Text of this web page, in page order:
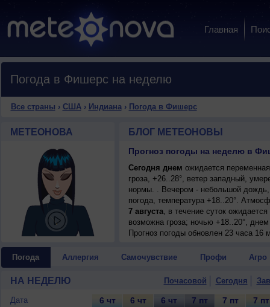
Главная
Погода в Фишерс на неделю
Все страны › США› Индиана› Погода в Фишерс
МЕТЕОНОВА БЛОГ МЕТЕОНОВЫ
Прогноз погоды на неделю в
Сегодня днем ожидается
гроза, +26..28°, ветер западный,
нормы. . Вечером - небольшой дождь,
погода, температура +18..20°.
7 августа, в течение суток
возможна гроза; ночью +18..20°,
Прогноз погоды обновлен 23 часа 16
Погода Аллергия Самочувствие Профи Агро
НА НЕДЕЛЮ Почасовой Сегодня
Дата
6 чт 6 чт 6 чт 7 пт 7 пт 7 пт